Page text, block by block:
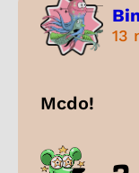
13
Mcdo!